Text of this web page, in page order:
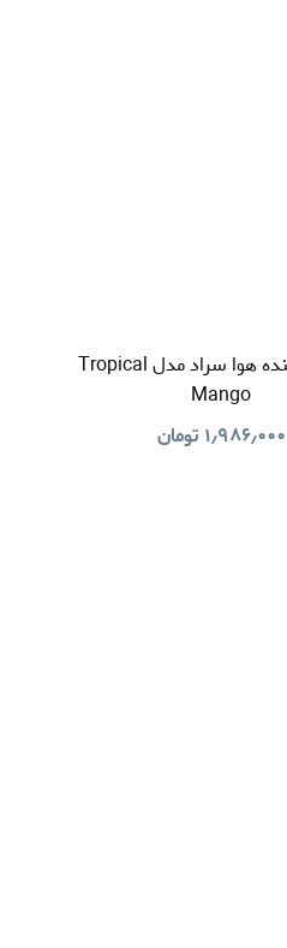
خوشبو کننده هوا سراد مدل Tropical
Mango
۱٫۹۸۶٫۰۰۰ تومان